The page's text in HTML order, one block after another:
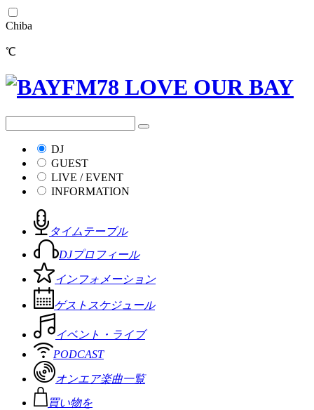
Chiba
℃
DJ
GUEST
LIVE / EVENT
INFORMATION
タイムテーブル
DJプロフィール
インフォメーション
ゲストスケジュール
イベント・ライブ
PODCAST
オンエア楽曲一覧
買い物を